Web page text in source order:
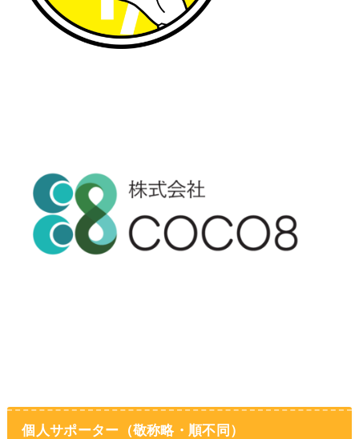
個人サポーター（敬称略・順不同）